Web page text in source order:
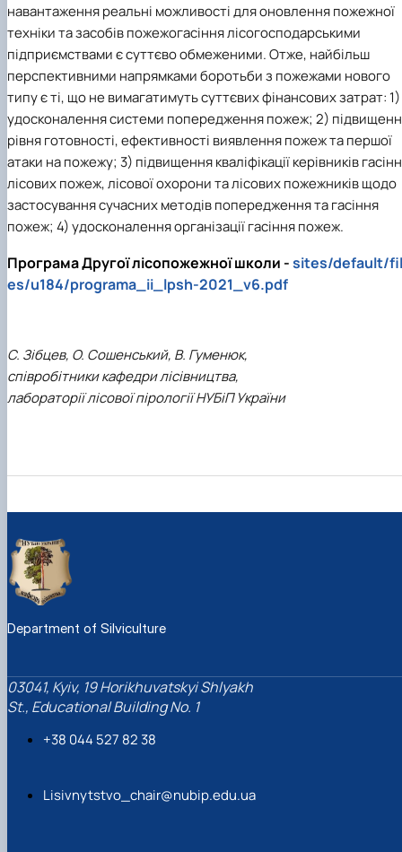
навантаження реальні можливості для оновлення пожежної
техніки та засобів пожежогасіння лісогосподарськими
підприємствами є суттєво обмеженими. Отже, найбільш
перспективними напрямками боротьби з пожежами нового
типу є ті, що не вимагатимуть суттєвих фінансових затрат: 1)
удосконалення системи попередження пожеж; 2)
рівня готовності, ефективності виявлення пожеж та першої
атаки на пожежу; 3) підвищення кваліфікації керівників
лісових пожеж, лісової охорони та лісових пожежників щодо
застосування сучасних методів попередження та гасіння
пожеж; 4) удосконалення організації гасіння пожеж.
Програма Другої лісопожежної школи -sites/default/fil
es/u184/programa_ii_lpsh-2021_v6.pdf
С. Зібцев, О. Сошенський, В. Гуменюк,
співробітники кафедри лісівництва,
лабораторії лісової пірології НУБіП України
Department of Silviculture
03041, Kyiv, 19 Horikhuvatskyi Shlyakh
St., Educational Building No. 1
+38 044 527 82 38
Lisivnytstvo_chair@nubip.edu.ua